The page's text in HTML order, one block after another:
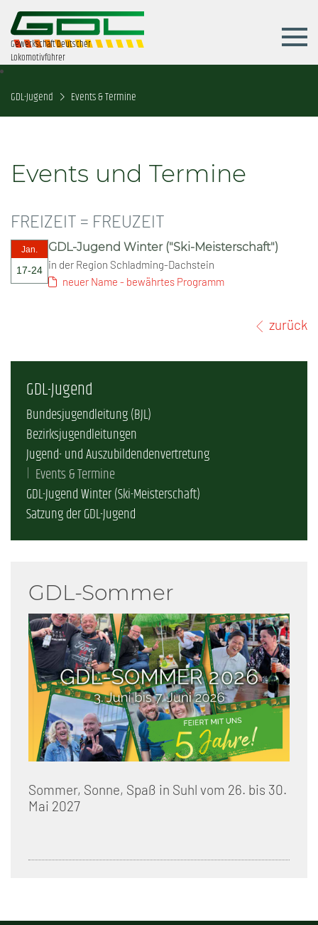
Gewerkschaft Deutscher
Lokomotivführer
GDL-Jugend Events & Termine
Events und Termine
FREIZEIT = FREUZEIT
Jan.
17-24
GDL-Jugend Winter ("Ski-Meisterschaft")
in der Region Schladming-Dachstein
neuer Name - bewährtes Programm
zurück
GDL-Jugend
Bundesjugendleitung (BJL)
Bezirksjugendleitungen
Jugend- und Auszubildendenvertretung
Events & Termine
GDL-Jugend Winter (Ski-Meisterschaft)
Satzung der GDL-Jugend
GDL-Sommer
Sommer, Sonne, Spaß in Suhl vom 26. bis 30.
Mai 2027